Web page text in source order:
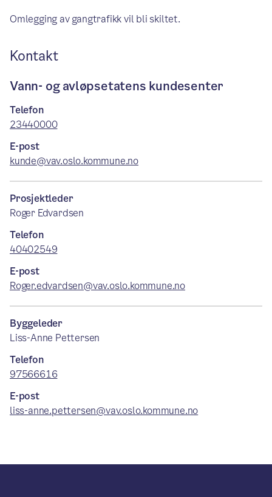
Omlegging av gangtrafikk vil bli skiltet.
Kontakt
Vann- og avløpsetatens kundesenter
Telefon
23440000
E-post
kunde@vav.oslo.kommune.no
Prosjektleder
Roger Edvardsen
Telefon
40402549
E-post
Roger.edvardsen@vav.oslo.kommune.no
Byggeleder
Liss-Anne Pettersen
Telefon
97566616
E-post
liss-anne.pettersen@vav.oslo.kommune.no